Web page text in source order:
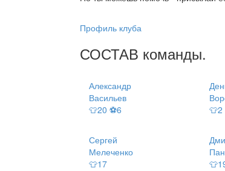
Профиль клуба
СОСТАВ команды.
Александр
Васильев
👕20 ⚽6
👕2
Сергей
Мелеченко
👕17